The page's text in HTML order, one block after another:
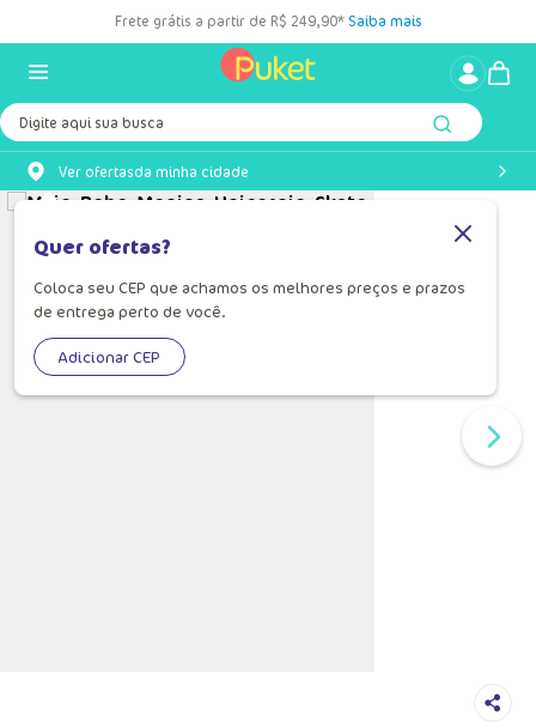
Frete grátis a partir de R$ 249,90* Saiba mais
Digite aqui sua busca
Ver ofertasda minha cidade
Quer ofertas?
Coloca seu CEP que achamos os melhores preços e prazos
de entrega perto de você.
Adicionar CEP